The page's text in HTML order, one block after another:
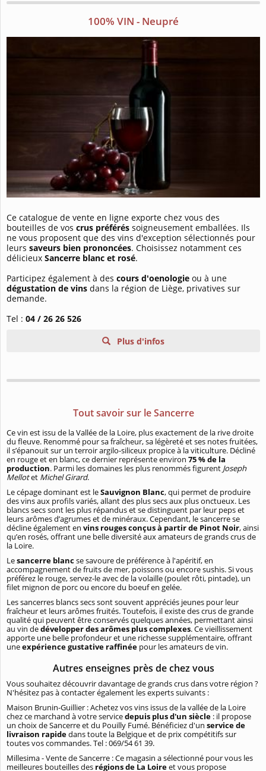
100% VIN - Neupré
Ce catalogue de vente en ligne exporte chez vous des
bouteilles de vos crus préférés soigneusement emballées. Ils
ne vous proposent que des vins d'exception sélectionnés pour
leurs saveurs bien prononcées. Choisissez notamment ces
délicieux Sancerre blanc et rosé.
Participez également à des cours d'oenologie ou à une
dégustation de vins dans la région de Liège, privatives sur
demande.
Tel : 04 / 26 26 526
Plus d'infos
Tout savoir sur le Sancerre
Ce vin est issu de la Vallée de la Loire, plus exactement de la rive droite
du fleuve. Renommé pour sa fraîcheur, sa légèreté et ses notes fruitées,
il s’épanouit sur un terroir argilo-siliceux propice à la viticulture. Décliné
en rouge et en blanc, ce dernier représente environ 75 % de la
production. Parmi les domaines les plus renommés figurent Joseph
Mellotet Michel Girard.
Le cépage dominant est leSauvignon Blanc, qui permet de produire
des vins aux profils variés, allant des plus secs aux plus onctueux. Les
blancs secs sont les plus répandus et se distinguent par leur peps et
leurs arômes d’agrumes et de minéraux. Cependant, le sancerre se
décline également en vins rouges conçus à partir de Pinot Noir, ainsi
qu’en rosés, offrant une belle diversité aux amateurs de grands crus de
la Loire.
Lesancerre blancse savoure de préférence à l'apéritif, en
accompagnement de fruits de mer, poissons ou encore sushis. Si vous
préférez le rouge, servez-le avec de la volaille (poulet rôti, pintade), un
filet mignon de porc ou encore du boeuf en gelée.
Les sancerres blancs secs sont souvent appréciés jeunes pour leur
fraîcheur et leurs arômes fruités. Toutefois, il existe des crus de grande
qualité qui peuvent être conservés quelques années, permettant ainsi
au vin dedévelopper des arômes plus complexes. Ce vieillissement
apporte une belle profondeur et une richesse supplémentaire, offrant
uneexpérience gustative raffinée pour les amateurs de vin.
Autres enseignes près de chez vous
Vous souhaitez découvrir davantage de grands crus dans votre région ?
N'hésitez pas à contacter également les experts suivants :
Maison Brunin-Guillier : Achetez vos vins issus de la vallée de la Loire
chez ce marchand à votre servicedepuis plus d'un siècle : il propose
un choix de Sancerre et du Pouilly Fumé. Bénéficiez d'un service de
livraison rapidedans toute la Belgique et de prix compétitifs sur
toutes vos commandes. Tel : 069/54 61 39.
Millesima - Vente de Sancerre : Ce magasin a sélectionné pour vous les
meilleures bouteilles des régions de La Loireet vous propose